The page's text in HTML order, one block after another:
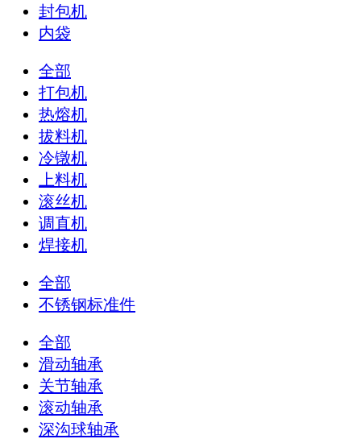
封包机
内袋
全部
打包机
热熔机
拔料机
冷镦机
上料机
滚丝机
调直机
焊接机
全部
不锈钢标准件
全部
滑动轴承
关节轴承
滚动轴承
深沟球轴承